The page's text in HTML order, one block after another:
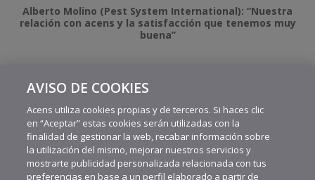
Alberto Molino (Pest System International): “Nuestra
relación con acens y la satisfacción que tenemos muy
buena”
MÁS VIDEOS RECIENTES
AVISO DE COOKIES
Acens utiliza cookies propias y de terceros. Si haces clic
en “Aceptar” estas cookies serán utilizadas con la
finalidad de gestionar la web, recabar información sobre
la utilización del mismo, mejorar nuestros servicios y
mostrarte publicidad personalizada relacionada con tus
preferencias en base a un perfil elaborado a partir de